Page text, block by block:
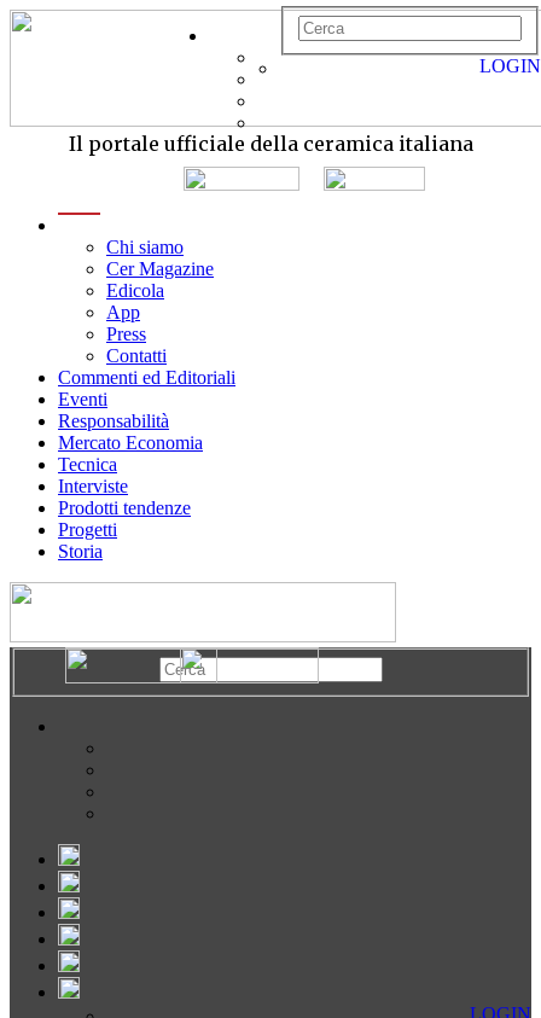
Il portale ufficiale della ceramica italiana
Chi siamo
Cer Magazine
Edicola
App
Press
Contatti
Commenti ed Editoriali
Eventi
Responsabilità
Mercato Economia
Tecnica
Interviste
Prodotti tendenze
Progetti
Storia
LOGIN
LOGIN